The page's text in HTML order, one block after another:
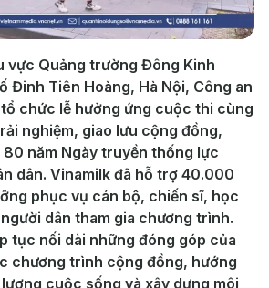
Video
vực Quảng trường Đông Kinh
Đinh Tiên Hoàng, Hà Nội, Công an
chức lễ hưởng ứng cuộc thi cùng
nghiệm, giao lưu cộng đồng,
năm Ngày truyền thống lực
dân. Vinamilk đã hỗ trợ 40.000
phục vụ cán bộ, chiến sĩ, học
dân tham gia chương trình.
tục nối dài những đóng góp của
chương trình cộng đồng, hướng
cuộc sống và xây dựng môi